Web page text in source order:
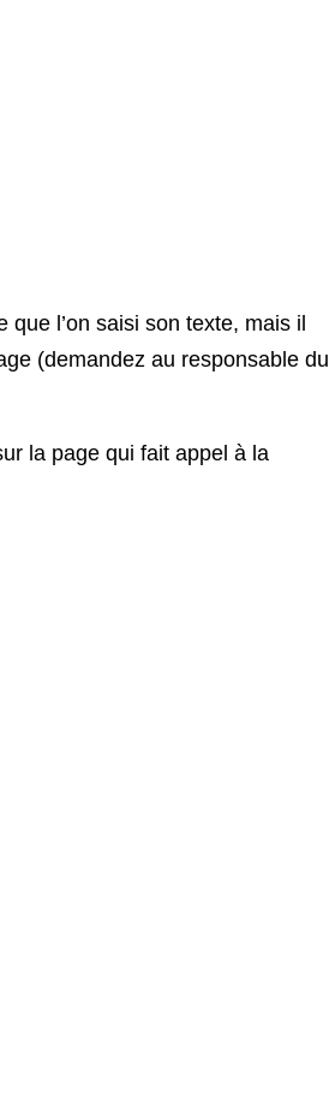
que l’on saisi son texte, mais il
(demandez au responsable du
la page qui fait appel à la